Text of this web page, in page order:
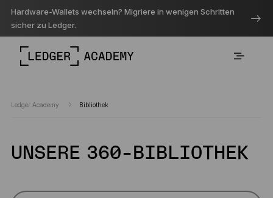
Hardware-Wallets wechseln? Migriere in wenigen Schritten
sicher zu Ledger.
Ledger Academy Bibliothek
UNSERE 360-BIBLIOTHEK